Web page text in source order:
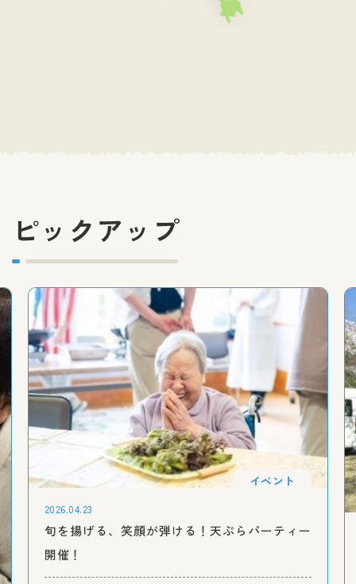
ピックアップ
イベント
2026.04.23
旬を揚げる、笑顔が弾ける！天ぷらパーティー
開催！